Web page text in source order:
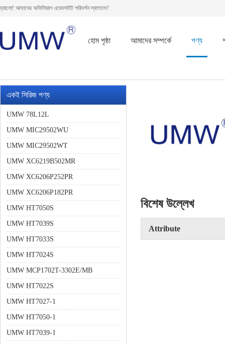
হ্যালো! আমাদের অফিসিয়াল ওয়েবসাইট পরিদর্শন স্বাগতম!
হোম পৃষ্ঠা আমাদের সম্পর্কে পণ্য
একই সিরিজ পণ্য
UMW 78L12L
UMW MIC29502WU
UMW MIC29502WT
UMW XC6219B502MR
UMW XC6206P252PR
UMW XC6206P182PR
UMW HT7050S
UMW HT7039S
UMW HT7033S
UMW HT7024S
UMW MCP1702T-3302E/MB
UMW HT7022S
UMW HT7027-1
UMW HT7050-1
UMW HT7039-1
বিশেষ উল্লেখ
Attribute